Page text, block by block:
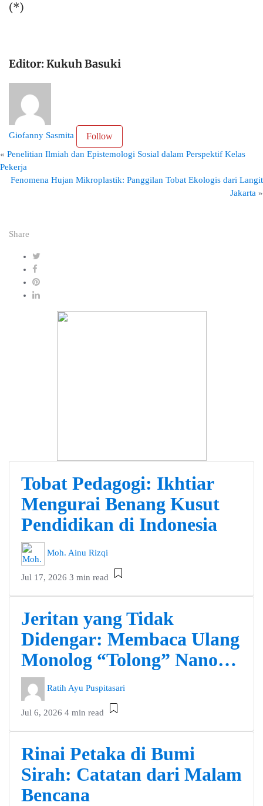
Share
(*)
Editor: Kukuh Basuki
Giofanny Sasmita Follow
« Penelitian Ilmiah dan Epistemologi Sosial dalam Perspektif Kelas
Pekerja
Fenomena Hujan Mikroplastik: Panggilan Tobat Ekologis dari Langit
Jakarta »
Tobat Pedagogi: Ikhtiar
Mengurai Benang Kusut
Pendidikan di Indonesia
Moh. Ainu Rizqi
Jul 17, 2026 3 min read
Jeritan yang Tidak
Didengar: Membaca Ulang
Monolog “Tolong” Nano…
Ratih Ayu Puspitasari
Jul 6, 2026 4 min read
Rinai Petaka di Bumi
Sirah: Catatan dari Malam
Bencana